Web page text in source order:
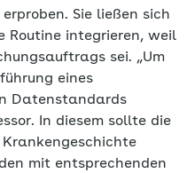
Sie ließen sich
Routine integrieren, weil
sei. „Um
eines
Datenstandards
In diesem sollte die
mit entsprechenden